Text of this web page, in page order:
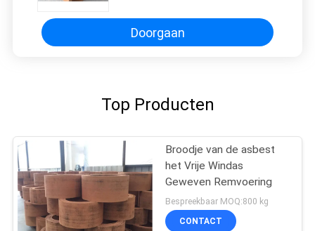
Doorgaan
Top Producten
Broodje van de asbest
het Vrije Windas
Geweven Remvoering
Bespreekbaar MOQ:800 kg
CONTACT